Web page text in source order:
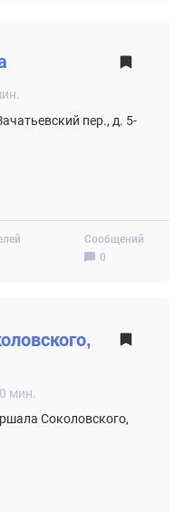
Сообщений
0
пер., д. 5-
мин.
Соколовского,